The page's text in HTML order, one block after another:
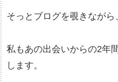
そっとブログを覗きながら
私もあの出会いからの2年
します。